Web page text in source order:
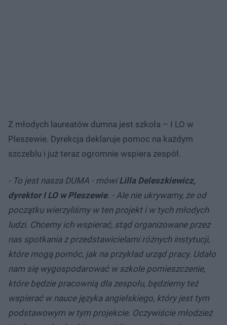
Z młodych laureatów dumna jest szkoła – I LO w
Pleszewie. Dyrekcja deklaruje pomoc na każdym
szczeblu i już teraz ogromnie wspiera zespół.
- To jest nasza DUMA - mówiLilla Deleszkiewicz,
dyrektor I LO w Pleszewie. - Ale nie ukrywamy, że od
początku wierzyliśmy w ten projekt i w tych młodych
ludzi. Chcemy ich wspierać, stąd organizowane przez
nas spotkania z przedstawicielami różnych instytucji,
które mogą pomóc, jak na przykład urząd pracy. Udało
nam się wygospodarować w szkole pomieszczenie,
które będzie pracownią dla zespołu, będziemy też
wspierać w nauce języka angielskiego, który jest tym
podstawowym w tym projekcie. Oczywiście młodzież